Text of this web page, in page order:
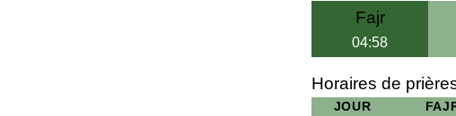
Fajr
04:58
Horaires de
JOUR